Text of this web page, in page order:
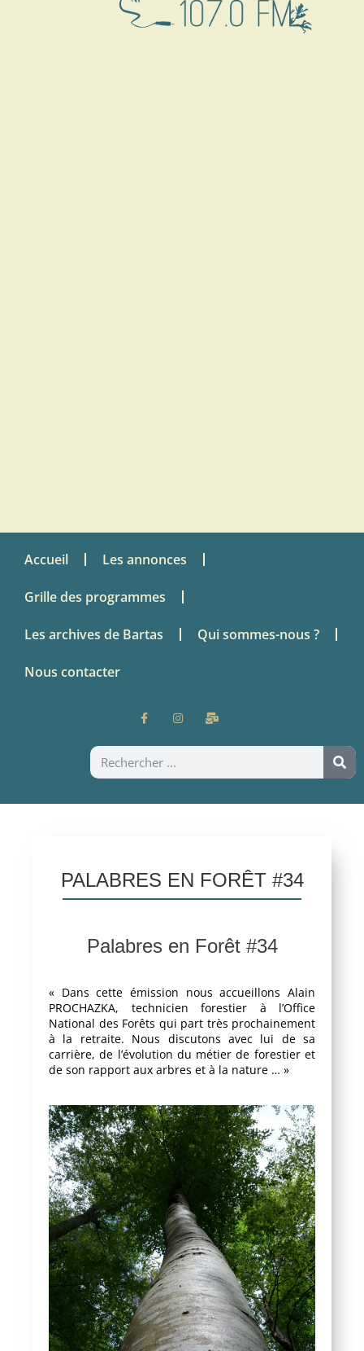
Accueil Les annonces
Grille des programmes
Les archives de Bartas Qui sommes-nous ?
Nous contacter
PALABRES EN FORÊT #34
Palabres en Forêt #34
« Dans cette émission nous accueillons Alain
PROCHAZKA, technicien forestier à l’Office
National des Forêts qui part très prochainement
à la retraite. Nous discutons avec lui de sa
carrière, de l’évolution du métier de forestier et
de son rapport aux arbres et à la nature … »